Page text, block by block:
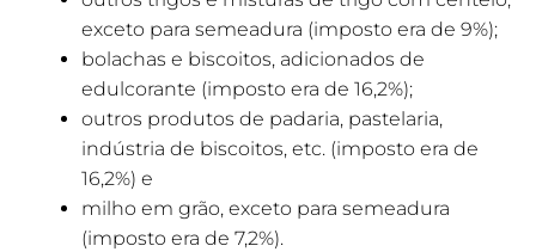
exceto para semeadura (imposto era de 9%);
bolachas e biscoitos, adicionados de
edulcorante (imposto era de 16,2%);
outros produtos de padaria, pastelaria,
indústria de biscoitos, etc. (imposto era de
16,2%) e
milho em grão, exceto para semeadura
(imposto era de 7,2%).